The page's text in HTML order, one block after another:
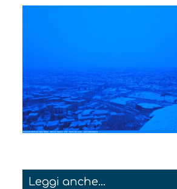
Leggi anche...